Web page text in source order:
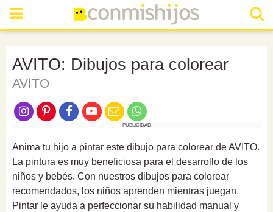
AVITO: Dibujos para colorear
AVITO
PUBLICIDAD
Anima tu hijo a pintar este dibujo para colorear de AVITO.
La pintura es muy beneficiosa para el desarrollo de los
niños y bebés. Con nuestros dibujos para colorear
recomendados, los niños aprenden mientras juegan.
Pintar le ayuda a perfeccionar su habilidad manual y